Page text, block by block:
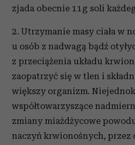
zjada obecnie 11g soli
2. Utrzymanie masy ciała w
u osób z nadwagą bądź
z przeciążenia układu
zaopatrzyć się w tlen i
większy organizm.
współtowarzyszące
zmiany miażdżycowe
naczyń krwionośnych, przez